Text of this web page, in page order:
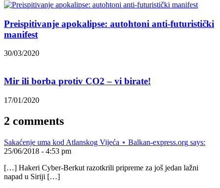
Preispitivanje apokalipse: autohtoni anti-futuristički
manifest
30/03/2020
Mir ili borba protiv CO2 – vi birate!
17/01/2020
2 comments
Sakaćenje uma kod Atlanskog Vijeća ⋆ Balkan-express.org says:
25/06/2018 - 4:53 pm
[…] Hakeri Cyber-Berkut razotkrili pripreme za još jedan lažni
napad u Siriji […]